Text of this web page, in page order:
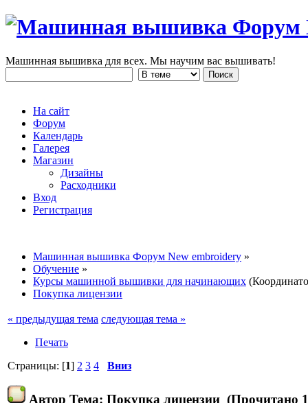
Машинная вышивка для всех. Мы научим вас вышивать!
На сайт
Форум
Календарь
Галерея
Магазин
Дизайны
Расходники
Вход
Регистрация
Машинная вышивка Форум New embroidery »
Обучение »
Курсы машинной вышивки для начинающих
Покупка лицензии
« предыдущая тема следующая тема »
Печать
Страницы: [1] 2 3 4 Вниз
Автор Тема: Покупка лицензии (Прочитано